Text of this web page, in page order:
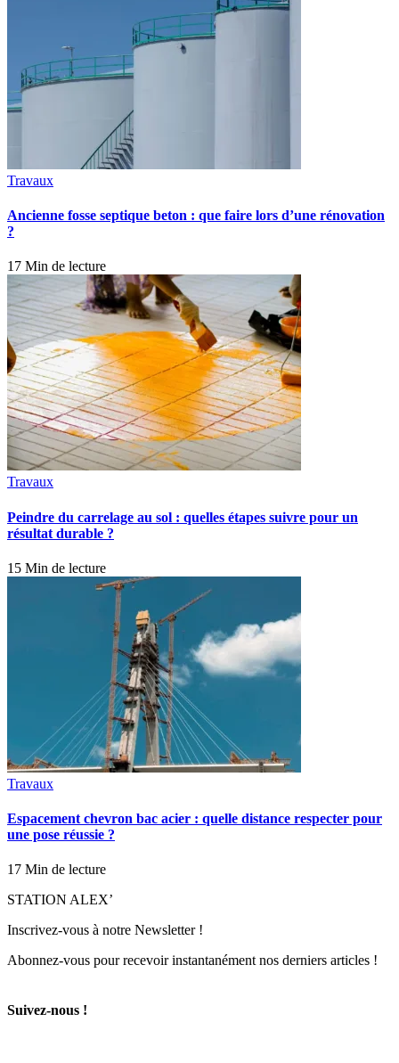
Travaux
Ancienne fosse septique beton : que faire lors d’une rénovation
?
17 Min de lecture
Travaux
Peindre du carrelage au sol : quelles étapes suivre pour un
résultat durable ?
15 Min de lecture
Travaux
Espacement chevron bac acier : quelle distance respecter pour
une pose réussie ?
17 Min de lecture
STATION ALEX’
Inscrivez-vous à notre Newsletter !
Abonnez-vous pour recevoir instantanément nos derniers articles !
Suivez-nous !